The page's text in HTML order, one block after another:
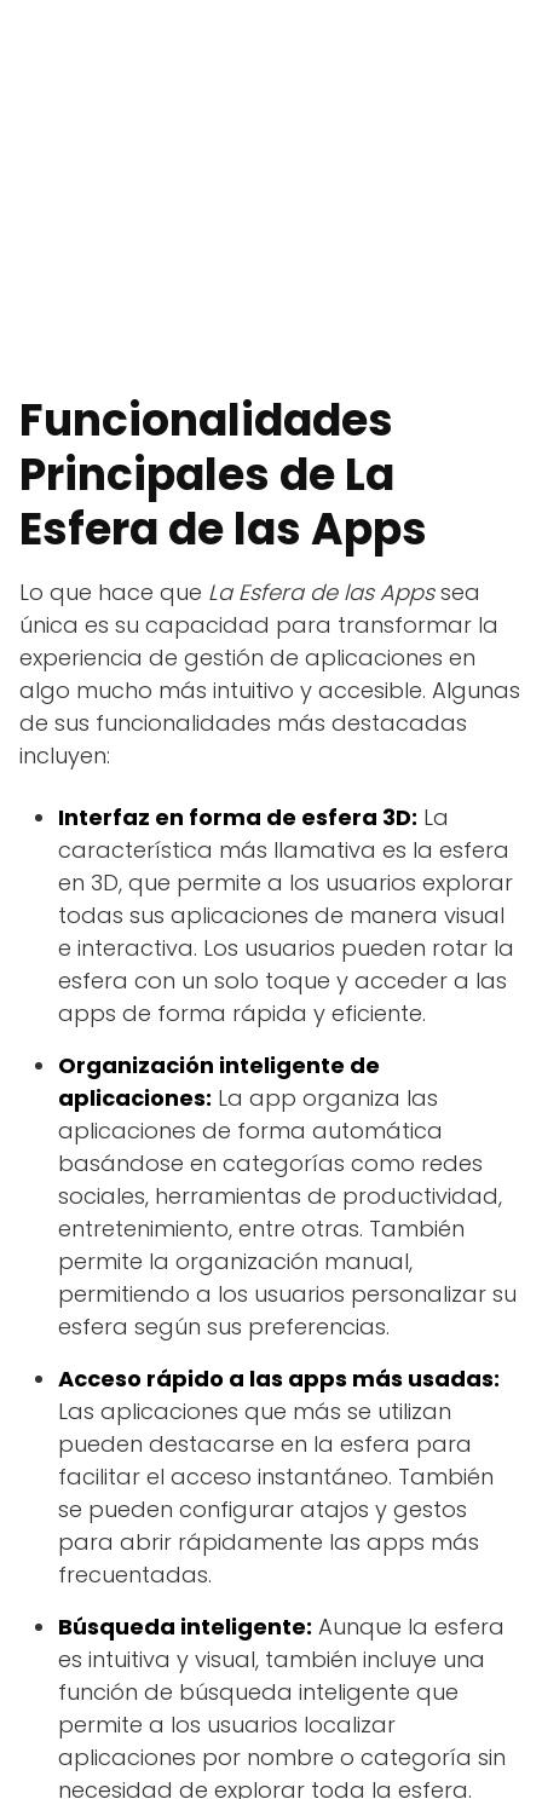
Funcionalidades
Principales de La
Esfera de las Apps
Lo que hace que La Esfera de las Appssea
única es su capacidad para transformar la
experiencia de gestión de aplicaciones en
algo mucho más intuitivo y accesible. Algunas
de sus funcionalidades más destacadas
incluyen:
Interfaz en forma de esfera 3D: La
característica más llamativa es la esfera
en 3D, que permite a los usuarios explorar
todas sus aplicaciones de manera visual
e interactiva. Los usuarios pueden rotar la
esfera con un solo toque y acceder a las
apps de forma rápida y eficiente.
Organización inteligente de
aplicaciones: La app organiza las
aplicaciones de forma automática
basándose en categorías como redes
sociales, herramientas de productividad,
entretenimiento, entre otras. También
permite la organización manual,
permitiendo a los usuarios personalizar su
esfera según sus preferencias.
Acceso rápido a las apps más usadas:
Las aplicaciones que más se utilizan
pueden destacarse en la esfera para
facilitar el acceso instantáneo. También
se pueden configurar atajos y gestos
para abrir rápidamente las apps más
frecuentadas.
Búsqueda inteligente: Aunque la esfera
es intuitiva y visual, también incluye una
función de búsqueda inteligente que
permite a los usuarios localizar
aplicaciones por nombre o categoría sin
necesidad de explorar toda la esfera.